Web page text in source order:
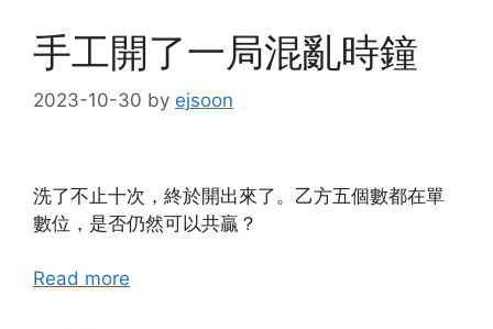
手工開了一局混亂時鐘
2023-10-30 by ejsoon
洗了不止十次，終於開出來了。乙方五個數都在單
數位，是否仍然可以共贏？
Read more